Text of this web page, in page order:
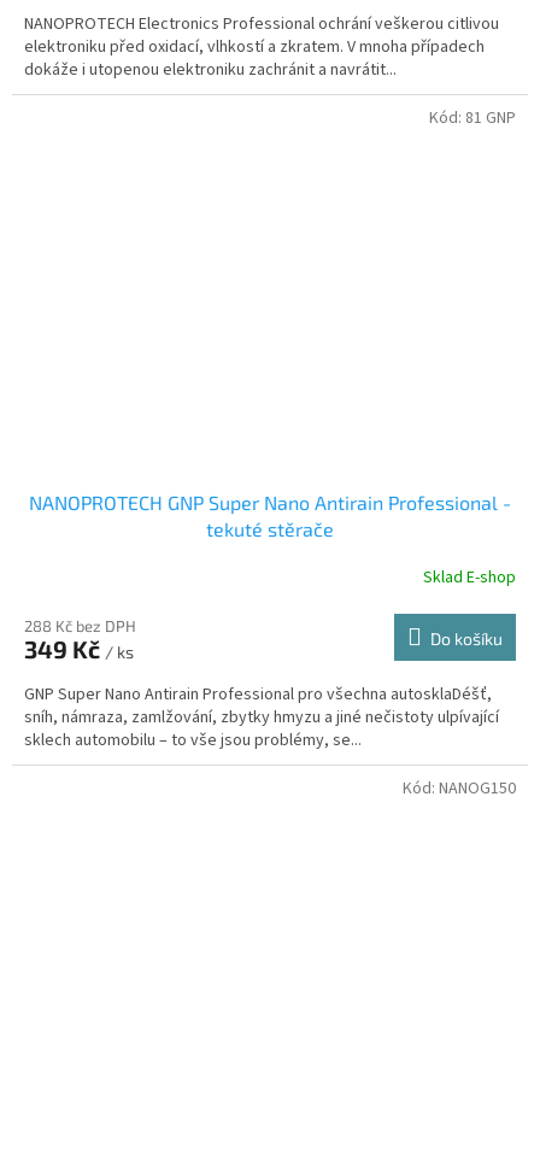
NANOPROTECH Electronics Professional ochrání veškerou citlivou
elektroniku před oxidací, vlhkostí a zkratem. V mnoha případech
dokáže i utopenou elektroniku zachránit a navrátit...
NANOPROTECH GNP Super Nano Antirain Professional -
tekuté stěrače
Sklad E-shop
288 Kč bez DPH
349 Kč / ks
Do košíku
GNP Super Nano Antirain Professional pro všechna autosklaDéšť,
sníh, námraza, zamlžování, zbytky hmyzu a jiné nečistoty ulpívající
sklech automobilu – to vše jsou problémy, se...
Kód: 81 GNP
Kód: NANOG150